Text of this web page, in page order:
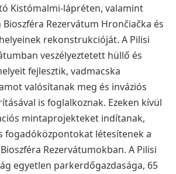
Kistómalmi-lápréten, valamint
Bioszféra Rezervátum Hrončiačka és
rekonstrukcióját. A Pilisi
veszélyeztetett hüllő és
fejlesztik, vadmacska
valósítanak meg és inváziós
is foglalkoznak. Ezeken kívül
mintaprojekteket indítanak,
fogadóközpontokat létesítenek a
Rezervátumokban. A Pilisi
egyetlen parkerdőgazdasága, 65